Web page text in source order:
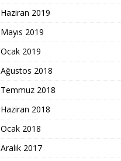
Haziran 2019
Mayıs 2019
Ocak 2019
Ağustos 2018
Temmuz 2018
Haziran 2018
Ocak 2018
Aralık 2017